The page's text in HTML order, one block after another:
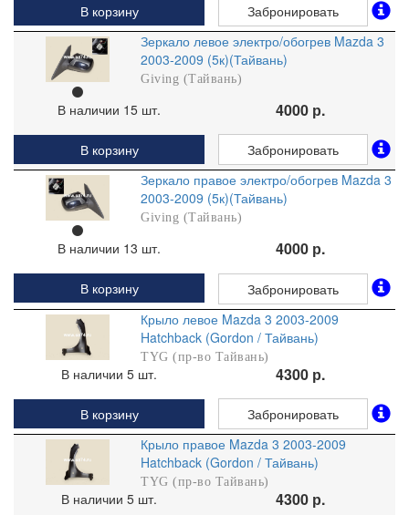
В корзину
Забронировать
Зеркало левое электро/обогрев Mazda 3
2003-2009 (5к)(Тайвань)
Giving (Тайвань)
В наличии 15 шт. 4000 р.
В корзину
Забронировать
Зеркало правое электро/обогрев Mazda 3
2003-2009 (5к)(Тайвань)
Giving (Тайвань)
В наличии 13 шт. 4000 р.
В корзину
Забронировать
Крыло левое Mazda 3 2003-2009
Hatchback (Gordon / Тайвань)
TYG (пр-во Тайвань)
В наличии 5 шт. 4300 р.
В корзину
Забронировать
Крыло правое Mazda 3 2003-2009
Hatchback (Gordon / Тайвань)
TYG (пр-во Тайвань)
В наличии 5 шт. 4300 р.